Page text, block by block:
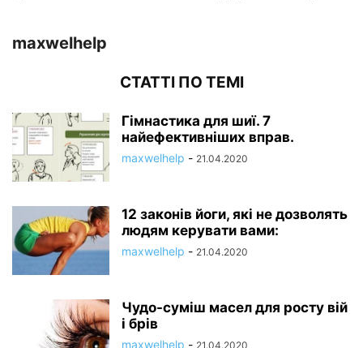
maxwelhelp
СТАТТІ ПО ТЕМІ
Гімнастика для шиї. 7
найефективніших вправ.
maxwelhelp - 21.04.2020
12 законів йоги, які не дозволять
людям керувати вами:
maxwelhelp - 21.04.2020
Чудо-суміш масел для росту вій
і брів
maxwelhelp - 21.04.2020